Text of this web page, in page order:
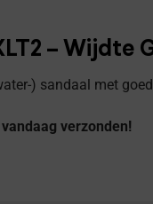
– Wijdte
) sandaal met
verzonden!